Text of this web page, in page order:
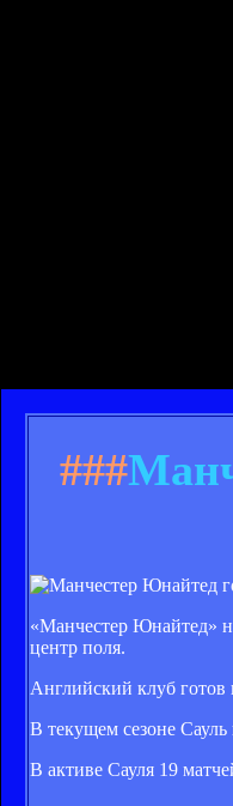
###
«Манчестер Юнайтед»
центр поля.
Английский клуб готов
В текущем сезоне Сауль
В активе Сауля 19